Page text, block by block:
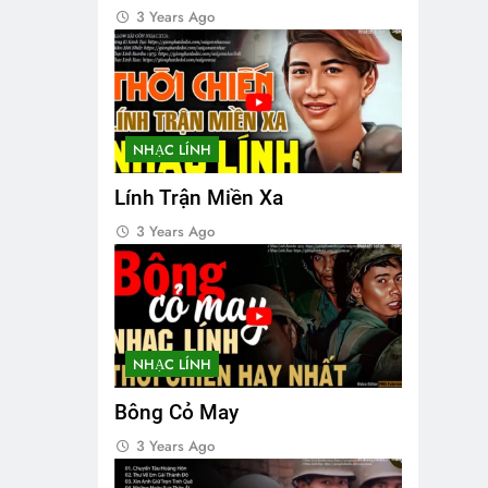
3 Years Ago
NHẠC LÍNH
Lính Trận Miền Xa
3 Years Ago
NHẠC LÍNH
Bông Cỏ May
3 Years Ago